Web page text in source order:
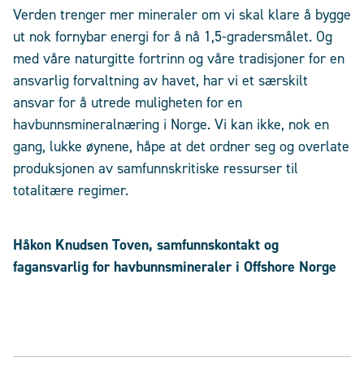
Verden trenger mer mineraler om vi skal klare å bygge
ut nok fornybar energi for å nå 1,5-gradersmålet. Og
med våre naturgitte fortrinn og våre tradisjoner for en
ansvarlig forvaltning av havet, har vi et særskilt
ansvar for å utrede muligheten for en
havbunnsmineralnæring i Norge. Vi kan ikke, nok en
gang, lukke øynene, håpe at det ordner seg og overlate
produksjonen av samfunnskritiske ressurser til
totalitære regimer.
Håkon Knudsen Toven, samfunnskontakt og
fagansvarlig for havbunnsmineraler i Offshore Norge